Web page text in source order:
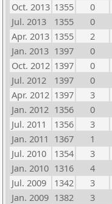
Oct. 2013 1355 0
Jul. 2013
1355 0
Apr. 2013 1355 2
Jan. 2013 1397 0
Oct. 2012 1397 0
Jul. 2012
1397 0
Apr. 2012 1397 3
Jan. 2012 1356 0
Jul. 2011
1356 3
Jan. 2011 1367 1
Jul. 2010
1354 3
Jan. 2010 1316 4
Jul. 2009
1342 3
Jan. 2009 1382 3